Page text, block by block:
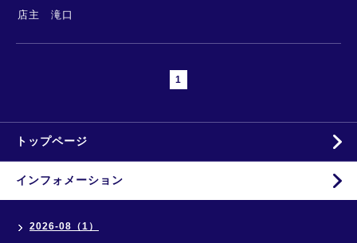
店主 滝口
1
トップページ
インフォメーション
2026-08（1）